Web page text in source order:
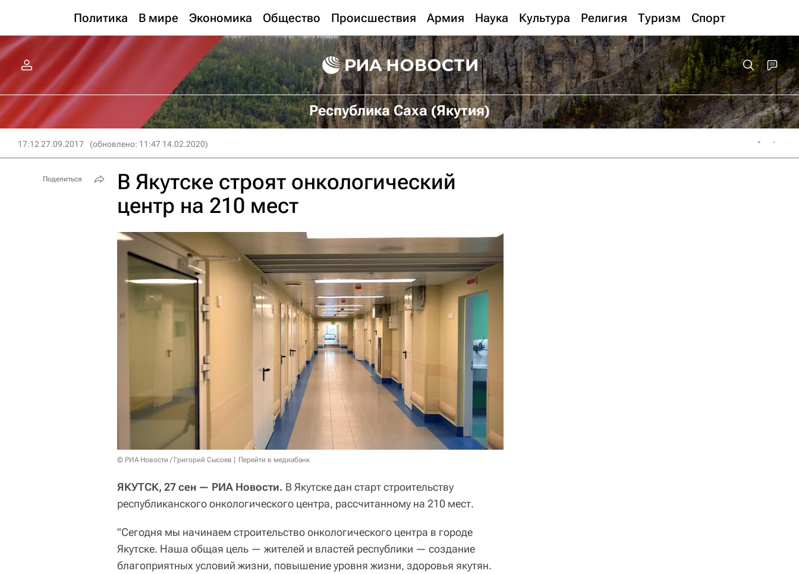
Политика В мире Экономика Общество Происшествия Армия Наука Культура Религия Туризм Спорт
Республика Саха (Якутия)
17:12 27.09.2017 (обновлено: 11:47 14.02.2020)
В Якутске строят онкологический
центр на 210 мест
© РИА Новости / Григорий Сысоев Перейти в медиабанк
ЯКУТСК, 27 сен — РИА Новости. В Якутске дан старт строительству
республиканского онкологического центра, рассчитанному на 210 мест.
"Сегодня мы начинаем строительство онкологического центра в городе
Якутске. Наша общая цель — жителей и властей республики — создание
благоприятных условий жизни, повышение уровня жизни, здоровья якутян.
Поделиться